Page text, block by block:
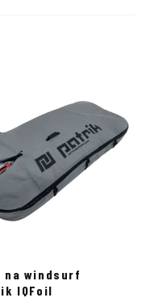
na windsurf
IQFoil